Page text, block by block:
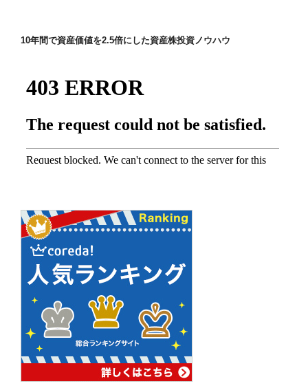
シ
ン
10年間で資産価値を2.5倍にした資産株投資ノウハウ